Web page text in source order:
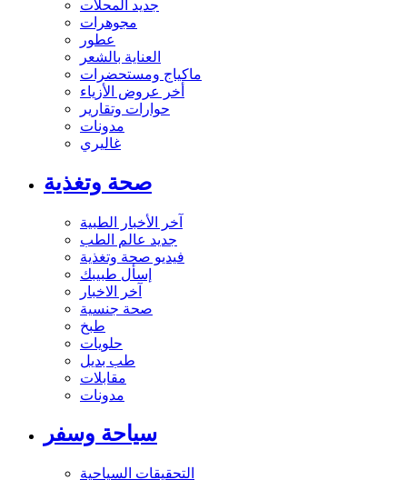
جديد المحلات
مجوهرات
عطور
العناية بالشعر
ماكياج ومستحضرات
أخر عروض الأزياء
حوارات وتقارير
مدونات
غاليري
صحة وتغذية
آخر الأخبار الطبية
جديد عالم الطب
فيديو صحة وتغذية
إسأل طبيبك
آخر الاخبار
صحة جنسية
طبخ
حلويات
طب بديل
مقابلات
مدونات
سياحة وسفر
التحقيقات السياحية